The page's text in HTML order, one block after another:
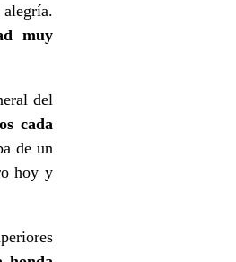
muy
del
cada
de un
hoy y